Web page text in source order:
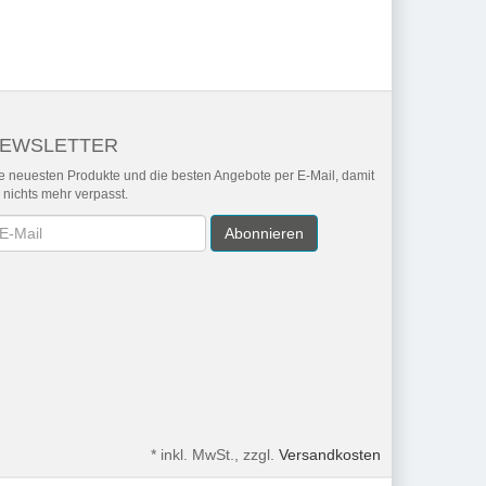
neuesten Produkte und die besten Angebote per E-Mail, damit
nichts mehr verpasst.
Abonnieren
* inkl. MwSt., zzgl. Versandkosten